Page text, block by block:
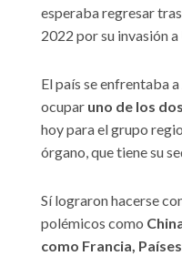
esperaba regresar
2022 por su invasión
El país se enfrentaba
ocupar uno de los
hoy para el grupo
órgano, que tiene su
Sí lograron hacerse
polémicos como
como Francia,